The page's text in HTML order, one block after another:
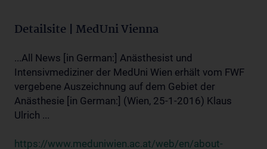
Detailsite | MedUni Vienna
...All News [in German:] Anästhesist und
Intensivmediziner der MedUni Wien erhält vom FWF
vergebene Auszeichnung auf dem Gebiet der
Anästhesie [in German:] (Wien, 25-1-2016) Klaus
Ulrich ...
https://www.meduniwien.ac.at/web/en/about-